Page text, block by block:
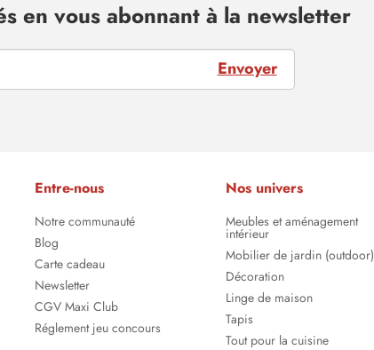
en vous abonnant à la newsletter
Envoyer
Entre-nous
Notre communauté
Blog
Carte cadeau
Newsletter
CGV Maxi Club
Réglement jeu concours
Nos univers
Meubles et aménagement
intérieur
Mobilier de jardin (outdoor)
Décoration
Linge de maison
Tapis
Tout pour la cuisine